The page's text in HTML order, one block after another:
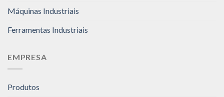
Máquinas Industriais
Ferramentas Industriais
EMPRESA
Produtos